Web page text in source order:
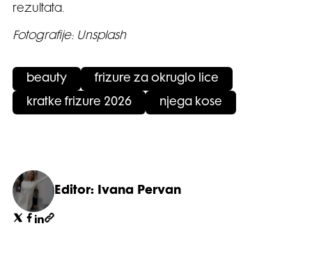
rezultata.
Fotografije: Unsplash
beauty frizure za okruglo lice
kratke frizure 2026 njega kose
Editor: Ivana Pervan